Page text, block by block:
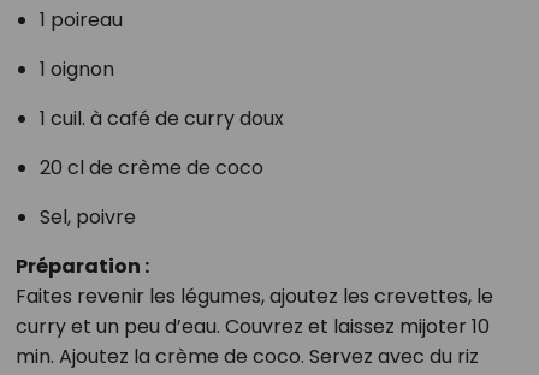
1 poireau
1 oignon
1 cuil. à café de curry doux
20 cl de crème de coco
Sel, poivre
Préparation :
Faites revenir les légumes, ajoutez les crevettes, le
curry et un peu d’eau. Couvrez et laissez mijoter 10
min. Ajoutez la crème de coco. Servez avec du riz